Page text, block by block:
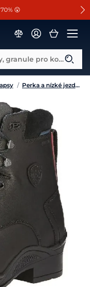
😮 ZDARMA 🐴
Co hledáte? Např. jezdecké boty, granule pro koně...
/ Perka a nízké jezdecké boty